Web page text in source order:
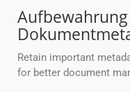
Retain important
for better document